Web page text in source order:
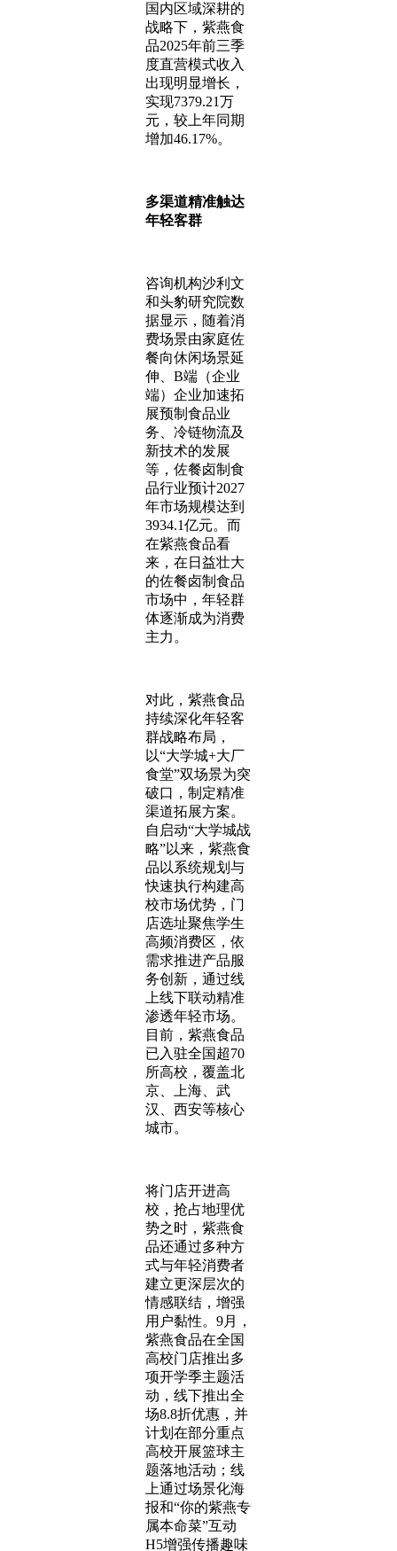
国内区域深耕的
战略下，紫燕食
品2025年前三季
度直营模式收入
出现明显增长，
实现7379.21万
元，较上年同期
增加46.17%。
多渠道精准触达
年轻客群
咨询机构沙利文
和头豹研究院数
据显示，随着消
费场景由家庭佐
餐向休闲场景延
伸、B端（企业
端）企业加速拓
展预制食品业
务、冷链物流及
新技术的发展
等，佐餐卤制食
品行业预计2027
年市场规模达到
3934.1亿元。而
在紫燕食品看
来，在日益壮大
的佐餐卤制食品
市场中，年轻群
体逐渐成为消费
主力。
对此，紫燕食品
持续深化年轻客
群战略布局，
以“大学城+大厂
食堂”双场景为突
破口，制定精准
渠道拓展方案。
自启动“大学城战
略”以来，紫燕食
品以系统规划与
快速执行构建高
校市场优势，门
店选址聚焦学生
高频消费区，依
需求推进产品服
务创新，通过线
上线下联动精准
渗透年轻市场。
目前，紫燕食品
已入驻全国超70
所高校，覆盖北
京、上海、武
汉、西安等核心
城市。
将门店开进高
校，抢占地理优
势之时，紫燕食
品还通过多种方
式与年轻消费者
建立更深层次的
情感联结，增强
用户黏性。9月，
紫燕食品在全国
高校门店推出多
项开学季主题活
动，线下推出全
场8.8折优惠，并
计划在部分重点
高校开展篮球主
题落地活动；线
上通过场景化海
报和“你的紫燕专
属本命菜”互动
H5增强传播趣味